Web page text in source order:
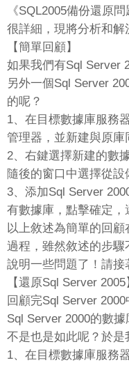
《SQL2005備份還原
很詳細，現將分析和解
【簡單回顧】
如果我們有Sql Server
另外一個Sql Server
的呢？
1、在目標數據庫服務
管理器，並新建與原庫
2、右鍵選擇新建的數
隨後的窗口中選擇從設
3、添加Sql Server
有數據庫，點擊確定，
以上敘述為簡單的回
過程，雖然敘述的步
說明一些問題了！請
【還原Sql Server 2005
回顧完Sql Server
Sql Server 2000的數
不是也是如此呢？於是
1、在目標數據庫服務